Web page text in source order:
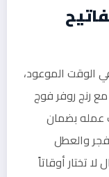
الوقت الموعود،
رنج روفر فوج
عمله بضمان
والعطل
تختار أوقاتاً